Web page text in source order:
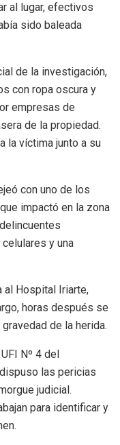
al lugar, efectivos
sido baleada
de la investigación,
con ropa oscura y
empresas de
de la propiedad.
la víctima junto a su
con uno de los
impactó en la zona
y una
al Hospital Iriarte,
horas después se
de la herida.
Nº 4 del
las pericias
judicial.
para identificar y